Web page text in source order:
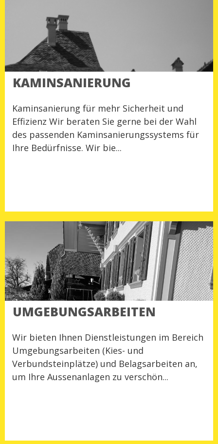
KAMINSANIERUNG
Kaminsanierung für mehr Sicherheit und
Effizienz Wir beraten Sie gerne bei der Wahl
des passenden Kaminsanierungssystems für
Ihre Bedürfnisse. Wir bie...
UMGEBUNGSARBEITEN
Wir bieten Ihnen Dienstleistungen im Bereich
Umgebungsarbeiten (Kies- und
Verbundsteinplätze) und Belagsarbeiten an,
um Ihre Aussenanlagen zu verschön...